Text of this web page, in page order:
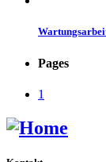
Pages
1